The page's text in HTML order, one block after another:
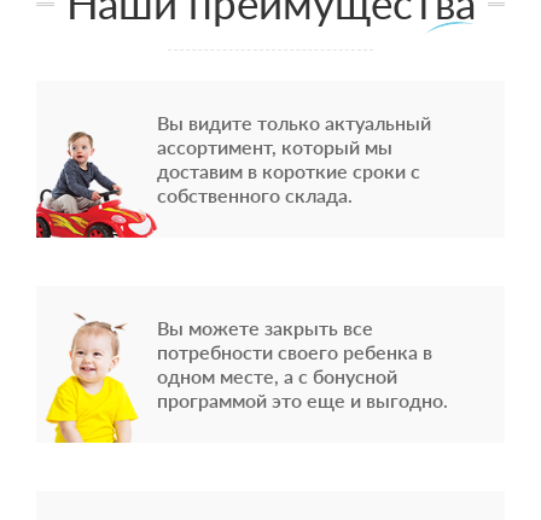
Вы видите только актуальный
ассортимент, который мы
доставим в короткие сроки с
собственного склада.
Вы можете закрыть все
потребности своего ребенка в
одном месте, а с бонусной
программой это еще и выгодно.